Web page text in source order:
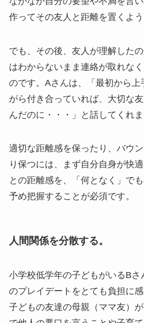
作ってその友人と距離を置くよう
でも、その後、友人が理解した
はわからないまま連絡が取れな
のです。Aさんは、「最初から上
がら付き合っていれば、大切な
んだのに・・・」と話してくれま
適切な距離感を保ったり、バウ
り保つには、まず自分自身が快
との距離感を、「何となく」でも
予め把握することが必須です。
人間関係を分散する。
小学校低学年の子どもがいるBさ
のプレイデートをとても負担に感
子どもの友達の母親（ママ友）